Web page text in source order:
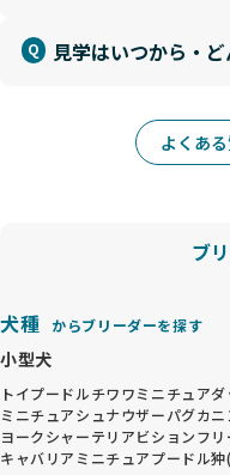
見学はいつから・
よくあ
ブ
犬種 からブリーダーを探す
小型犬
トイプードルチワワミニチュア
ミニチュアシュナウザーパグカ
ヨークシャーテリアビションフリ
キャバリア ミニチュアプードル狆